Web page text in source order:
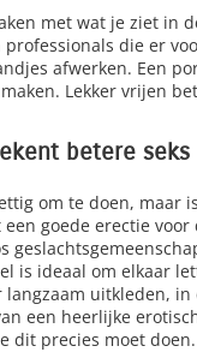
met wat je ziet in
die er
afwerken. Een
Lekker vrijen
betere seks
om te doen, maar
goede erectie
is ideaal om elkaar
uitkleden,
een heerlijke
dit precies moet doen.